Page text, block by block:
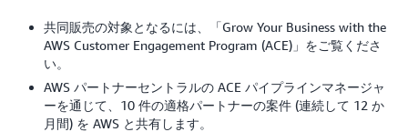
共同販売の対象となるには、「Grow Your Business with the
AWS Customer Engagement Program (ACE)」をご覧くださ
い。
AWS パートナーセントラルの ACE パイプラインマネージャ
ーを通じて、10 件の適格パートナーの案件 (連続して 12 か
月間) を AWS と共有します。